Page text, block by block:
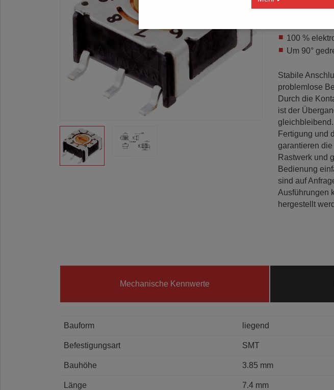
100 %
Um 90°
Stabile
problemlose
Durch die
ist der
Fertigung und
garantieren
Rastwerk und
Bedienung
sind auf
Ausführungen
hergestellt
Mechanische Kennwerte
Bauform liegend
Befestigungsart SMT
Bauhöhe 3.85 mm
Länge 7.4 mm